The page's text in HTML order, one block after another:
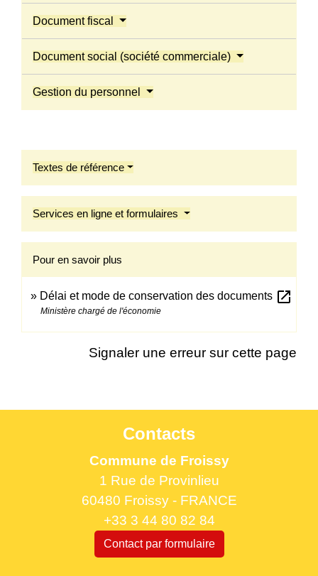
Document fiscal
Document social (société commerciale)
Gestion du personnel
Textes de référence
Services en ligne et formulaires
Pour en savoir plus
Délai et mode de conservation des documents open_in_new
Ministère chargé de l'économie
Signaler une erreur sur cette page
Contacts
Commune de Froissy
1 Rue de Provinlieu
60480 Froissy - FRANCE
+33 3 44 80 82 84
Contact par formulaire